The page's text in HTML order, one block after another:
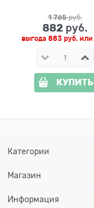
1 765 руб.
882 руб.
выгода 883 руб.или
КУПИТЬ
Категории
Магазин
Информация